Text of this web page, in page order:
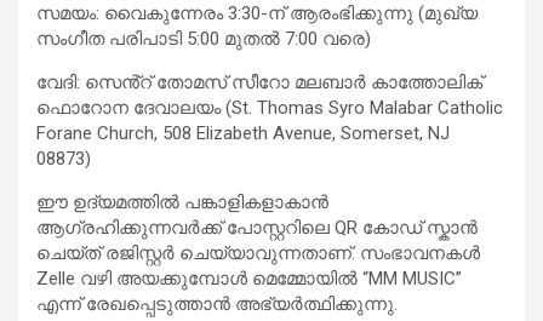
സമയം: വൈകുന്നേരം 3:30-ന് ആരംഭിക്കുന്നു (മുഖ്യ
സംഗീത പരിപാടി 5:00 മുതൽ 7:00 വരെ)
വേദി: സെൻ്റ് തോമസ് സീറോ മലബാർ കാത്തോലിക്
ഫൊറോന ദേവാലയം (St. Thomas Syro Malabar Catholic
Forane Church, 508 Elizabeth Avenue, Somerset, NJ
08873)
ഈ ഉദ്യമത്തിൽ പങ്കാളികളാകാൻ
ആഗ്രഹിക്കുന്നവർക്ക് പോസ്റ്ററിലെ QR കോഡ് സ്കാൻ
ചെയ്ത് രജിസ്റ്റർ ചെയ്യാവുന്നതാണ്. സംഭാവനകൾ
Zelle വഴി അയക്കുമ്പോൾ മെമ്മോയിൽ “MM MUSIC”
എന്ന് രേഖപ്പെടുത്താൻ അഭ്യർത്ഥിക്കുന്നു.